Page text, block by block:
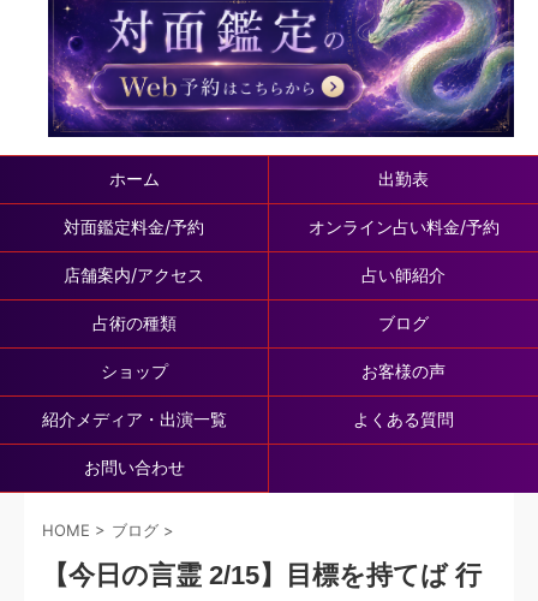
ホーム 出勤表
対面鑑定料金/予約 オンライン占い料金/予約
店舗案内/アクセス 占い師紹介
占術の種類 ブログ
ショップ お客様の声
紹介メディア・出演一覧 よくある質問
お問い合わせ
HOME > ブログ >
【今日の言霊 2/15】目標を持てば 行